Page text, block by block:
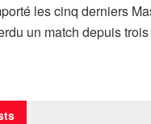
les cinq derniers
un match depuis trois